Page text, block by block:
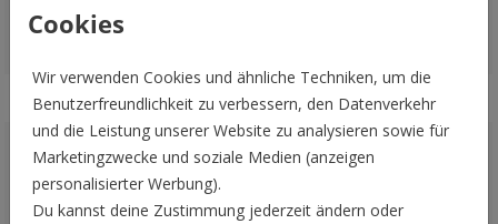
Cookies
Wir verwenden Cookies und ähnliche Techniken, um die
Benutzerfreundlichkeit zu verbessern, den Datenverkehr
und die Leistung unserer Website zu analysieren sowie für
Marketingzwecke und soziale Medien (anzeigen
personalisierter Werbung).
Du kannst deine Zustimmung jederzeit ändern oder
Transparentpapier Transparentpapier